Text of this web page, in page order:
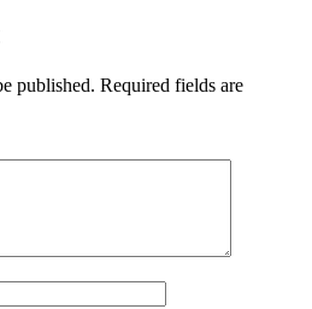
published. Required fields are